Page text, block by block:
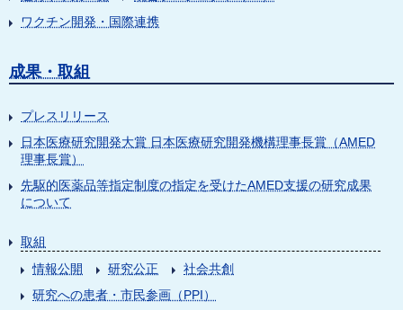
ワクチン開発・国際連携
成果・取組
プレスリリース
日本医療研究開発大賞 日本医療研究開発機構理事長賞（AMED
理事長賞）
先駆的医薬品等指定制度の指定を受けたAMED支援の研究成果
について
取組
情報公開
研究公正
社会共創
研究への患者・市民参画（PPI）